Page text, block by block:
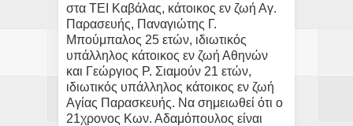
στα ΤΕΙ Καβάλας, κάτοικος εν ζωή Αγ.
Παρασευής, Παναγιώτης Γ.
Μπούμπαλος 25 ετών, ιδιωτικός
υπάλληλος κάτοικος εν ζωή Αθηνών
και Γεώργιος Ρ. Σιαμούν 21 ετών,
ιδιωτικός υπάλληλος κάτοικος εν ζωή
Αγίας Παρασκευής. Να σημειωθεί ότι ο
21χρονος Κων. Αδαμόπουλος είναι